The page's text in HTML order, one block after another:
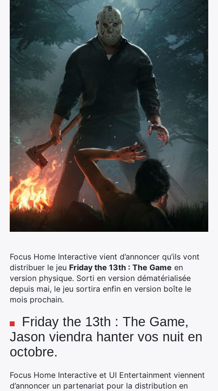
Focus Home Interactive vient d’annoncer qu’ils vont
distribuer le jeu Friday the 13th : The Game en
version physique. Sorti en version dématérialisée
depuis mai, le jeu sortira enfin en version boîte le
mois prochain.
Friday the 13th : The Game,
Jason viendra hanter vos nuit en
octobre.
Focus Home Interactive et UI Entertainment viennent
d’annoncer un partenariat pour la distribution en